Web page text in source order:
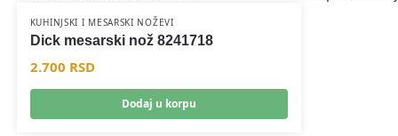
KUHINJSKI I MESARSKI NOŽEVI
Dick mesarski nož 8241718
2.700 RSD
Dodaj u korpu